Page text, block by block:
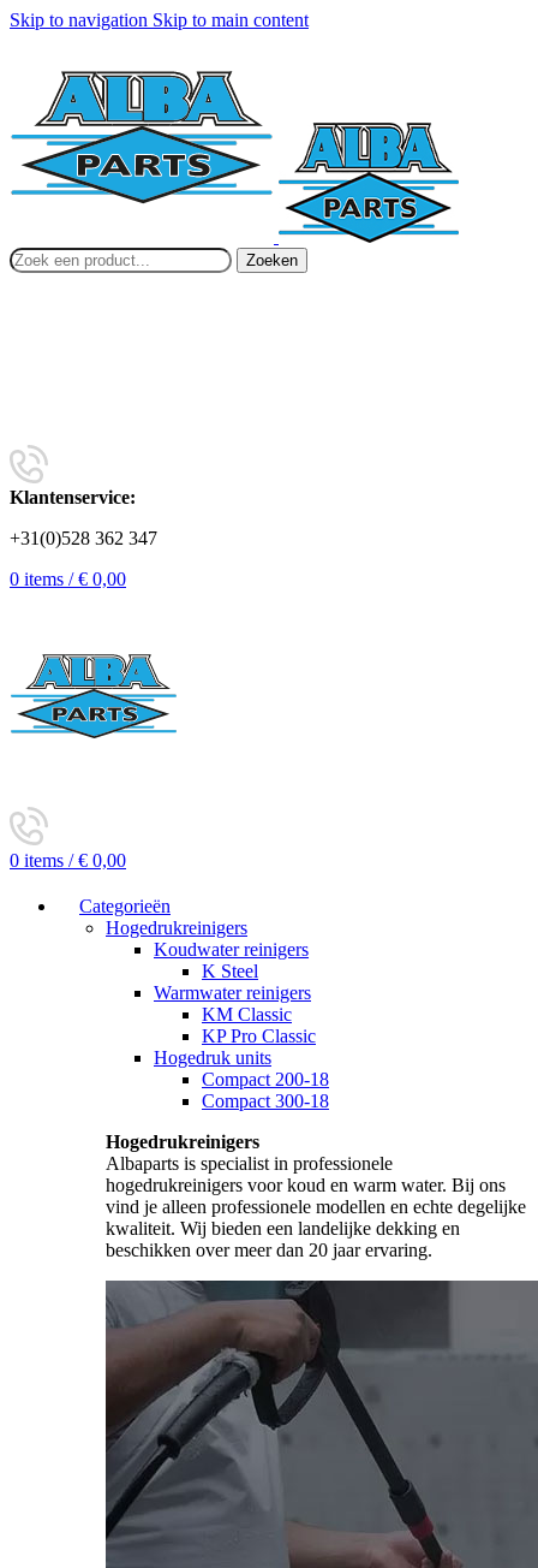
Skip to navigation Skip to main content
Zoeken
Klantenservice:
+31(0)528 362 347
0 items / € 0,00
0 items / € 0,00
Categorieën
Hogedrukreinigers
Koudwater reinigers
K Steel
Warmwater reinigers
KM Classic
KP Pro Classic
Hogedruk units
Compact 200-18
Compact 300-18
Hogedrukreinigers
Albaparts is specialist in professionele
hogedrukreinigers voor koud en warm water. Bij ons
vind je alleen professionele modellen en echte degelijke
kwaliteit. Wij bieden een landelijke dekking en
beschikken over meer dan 20 jaar ervaring.